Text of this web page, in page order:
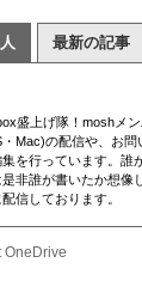
最新の記事
盛上げ隊！moshメ
Mac)の配信や、お
を行っています。誰
非誰が書いたか想像
信しております。
OneDrive